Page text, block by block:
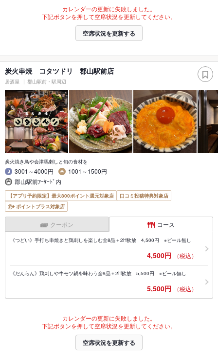
カレンダーの更新に失敗しました。
下記ボタンを押して空席状況を更新してください。
空席状況を更新する
炭火串焼 コタツドリ 郡山駅前店
居酒屋 郡山駅前・駅周辺
炭火焼き鳥や会津馬刺しと旬の食材を
3001～4000円
1001～1500円
郡山駅前ｱｰｹｰﾄﾞ内
【アプリ予約限定】最大800ポイント還元対象店
口コミ投稿特典対象店
ポイントプラス対象店
クーポン コース
《つどい》手打ち串焼きと鶏刺しを楽しむ全8品＋2H飲放 4,500円 ※ビール無し
4,500円 （税込）
《だんらん》鶏刺しや牛モツ鍋を味わう全9品＋2H飲放 5,500円 ※ビール無し
5,500円 （税込）
カレンダーの更新に失敗しました。
下記ボタンを押して空席状況を更新してください。
空席状況を更新する